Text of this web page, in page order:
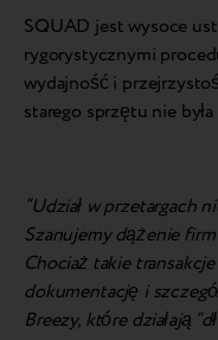
SQUAD jest wysoce
rygorystycznymi
wydajność i
starego sprzętu nie
“Udział w przetargach
Szanujemy dążenie
Chociaż takie
dokumentację i
Breezy, które działają